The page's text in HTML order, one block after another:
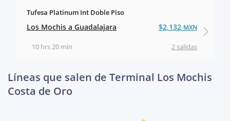
Tufesa Platinum Int Doble Piso
Los Mochis a Guadalajara
2 salidas
10 hrs 20 min
$2,132 MXN
Líneas que salen de Terminal Los Mochis
Costa de Oro